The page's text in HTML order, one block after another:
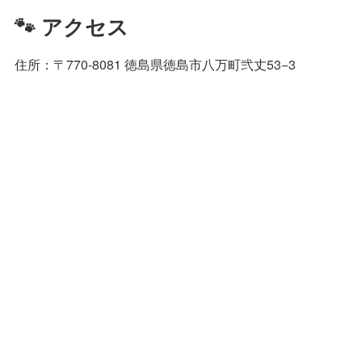
🐾 アクセス
住所：〒770-8081 徳島県徳島市八万町弐丈53−3